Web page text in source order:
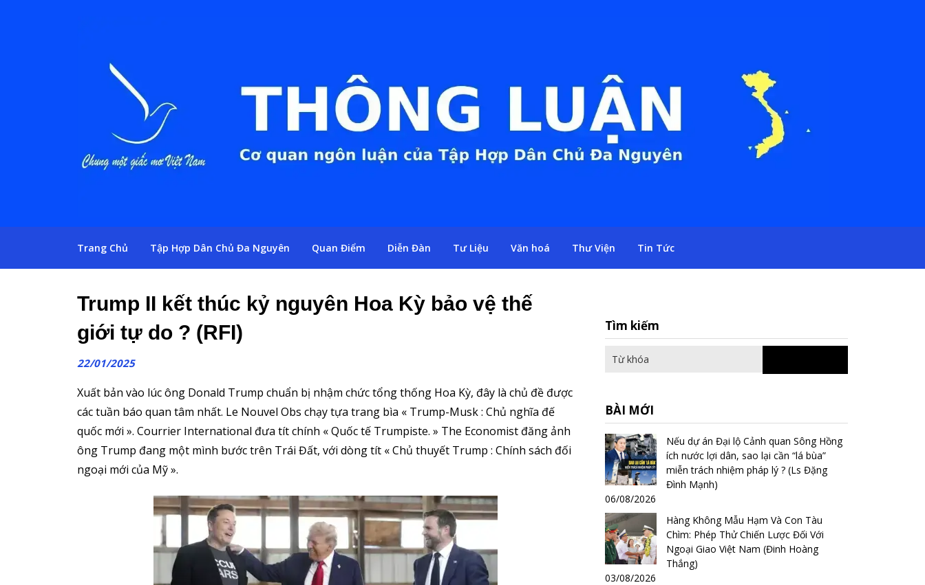
Trang Chủ Tập Hợp Dân Chủ Đa Nguyên Quan Điểm Diễn Đàn Tư Liệu Văn hoá Thư Viện Tin Tức
Trump II kết thúc kỷ nguyên Hoa Kỳ bảo vệ thế
giới tự do ? (RFI)
22/01/2025
Xuất bản vào lúc ông Donald Trump chuẩn bị nhậm chức tổng thống Hoa Kỳ, đây là chủ đề được
các tuần báo quan tâm nhất. Le Nouvel Obs chạy tựa trang bìa « Trump-Musk : Chủ nghĩa đế
quốc mới ». Courrier International đưa tít chính « Quốc tế Trumpiste. » The Economist đăng ảnh
ông Trump đang một mình bước trên Trái Đất, với dòng tít « Chủ thuyết Trump : Chính sách đối
ngoại mới của Mỹ ».
Tìm kiếm
for:
BÀI MỚI
Nếu dự án Đại lộ Cảnh quan Sông Hồng
ích nước lợi dân, sao lại cần “lá bùa”
miễn trách nhiệm pháp lý ? (Ls Đặng
Đình Mạnh)
06/08/2026
Hàng Không Mẫu Hạm Và Con Tàu
Chìm: Phép Thử Chiến Lược Đối Với
Ngoại Giao Việt Nam (Đinh Hoàng
Thắng)
03/08/2026